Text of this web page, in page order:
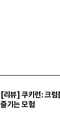
[리뷰] 쿠키런: 크럼
즐기는 모험